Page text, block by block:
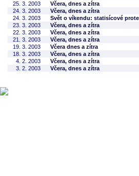
25. 3. 2003
Včera, dnes a zítra
24. 3. 2003
Včera, dnes a zítra
24. 3. 2003
Svět o víkendu: statisícové
23. 3. 2003
Včera, dnes a zítra
22. 3. 2003
Včera, dnes a zítra
21. 3. 2003
Včera, dnes a zítra
19. 3. 2003
Včera dnes a zítra
18. 3. 2003
Včera, dnes a zítra
4. 2. 2003
Včera, dnes a zítra
3. 2. 2003
Včera, dnes a zítra